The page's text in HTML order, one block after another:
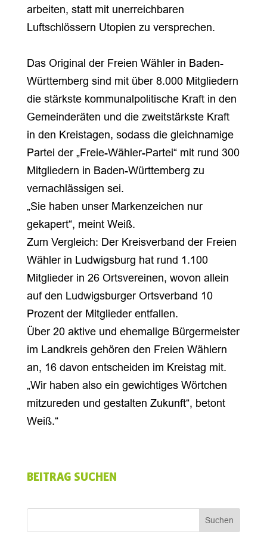
arbeiten, statt mit unerreichbaren
Luftschlössern Utopien zu versprechen.
Das Original der Freien Wähler in Baden-
Württemberg sind mit über 8.000 Mitgliedern
die stärkste kommunalpolitische Kraft in den
Gemeinderäten und die zweitstärkste Kraft
in den Kreistagen, sodass die gleichnamige
Partei der „Freie-Wähler-Partei“ mit rund 300
Mitgliedern in Baden-Württemberg zu
vernachlässigen sei.
„Sie haben unser Markenzeichen nur
gekapert“, meint Weiß.
Zum Vergleich: Der Kreisverband der Freien
Wähler in Ludwigsburg hat rund 1.100
Mitglieder in 26 Ortsvereinen, wovon allein
auf den Ludwigsburger Ortsverband 10
Prozent der Mitglieder entfallen.
Über 20 aktive und ehemalige Bürgermeister
im Landkreis gehören den Freien Wählern
an, 16 davon entscheiden im Kreistag mit.
„Wir haben also ein gewichtiges Wörtchen
mitzureden und gestalten Zukunft“, betont
Weiß.“
BEITRAG SUCHEN